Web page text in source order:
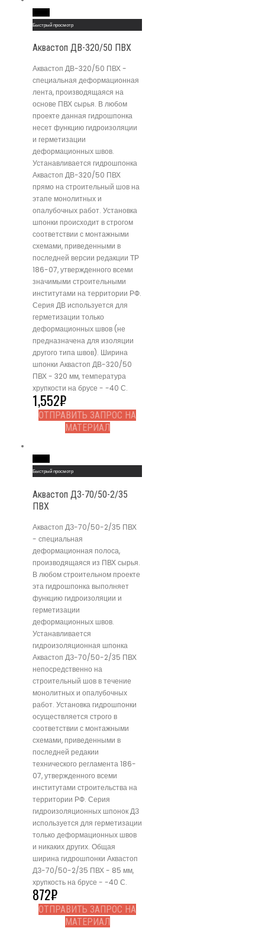
Быстрый просмотр
Аквастоп ДВ-320/50 ПВХ
Аквастоп ДВ-320/50 ПВХ -
специальная деформационная
лента, производящаяся на
основе ПВХ сырья. В любом
проекте данная гидрошпонка
несет функцию гидроизоляции
и герметизации
деформационных швов.
Устанавливается гидрошпонка
Аквастоп ДВ-320/50 ПВХ
прямо на строительный шов на
этапе монолитных и
опалубочных работ. Установка
шпонки происходит в строгом
соответствии с монтажными
схемами, приведенными в
последней версии редакции ТР
186-07, утвержденного всеми
значимыми строительными
институтами на территории РФ.
Серия ДВ используется для
герметизации только
деформационных швов (не
предназначена для изоляции
другого типа швов). Ширина
шпонки Аквастоп ДВ-320/50
ПВХ - 320 мм, температура
хрупкости на брусе - -40 С.
1,552₽
ОТПРАВИТЬ ЗАПРОС НА
МАТЕРИАЛ
Быстрый просмотр
Аквастоп ДЗ-70/50-2/35
ПВХ
Аквастоп ДЗ-70/50-2/35 ПВХ
- специальная
деформационная полоса,
производящаяся из ПВХ сырья.
В любом строительном проекте
эта гидрошпонка выполняет
функцию гидроизоляции и
герметизации
деформационных швов.
Устанавливается
гидроизоляционная шпонка
Аквастоп ДЗ-70/50-2/35 ПВХ
непосредственно на
строительный шов в течение
монолитных и опалубочных
работ. Установка гидрошпонки
осуществляется строго в
соответствии с монтажными
схемами, приведенными в
последней редакии
технического регламента 186-
07, утвержденного всеми
институтами строительства на
территории РФ. Серия
гидроизоляционных шпонок ДЗ
используется для герметизации
только деформационных швов
и никаких других. Общая
ширина гидрошпонки Аквастоп
ДЗ-70/50-2/35 ПВХ - 85 мм,
хрупкость на брусе - -40 С.
872₽
ОТПРАВИТЬ ЗАПРОС НА
МАТЕРИАЛ